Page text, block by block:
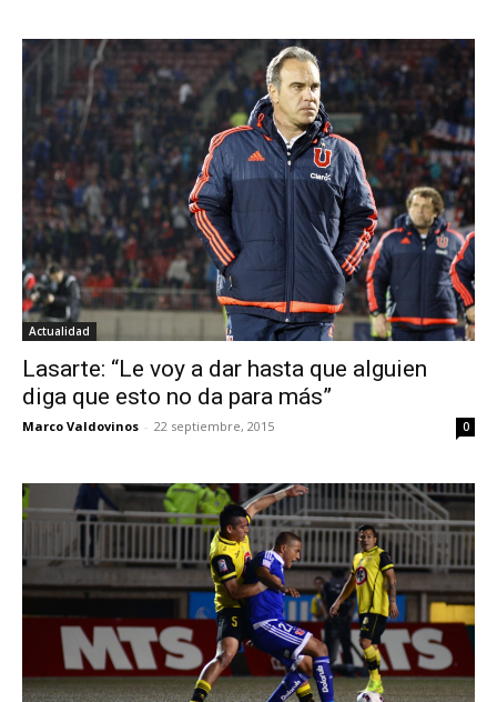
Actualidad
Lasarte: “Le voy a dar hasta que alguien
diga que esto no da para más”
Marco Valdovinos - 22 septiembre, 2015 0